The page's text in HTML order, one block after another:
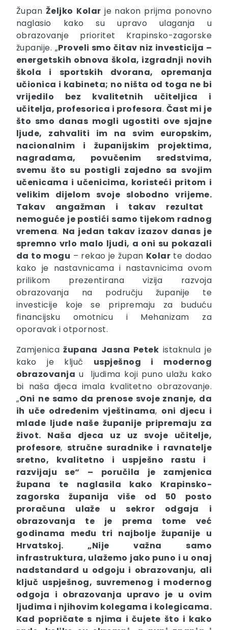
Župan Željko Kolar je nakon prijma ponovno
naglasio kako su upravo ulaganja u
obrazovanje prioritet Krapinsko-zagorske
županije. „Proveli smo čitav niz investicija –
energetskih obnova škola, izgradnji novih
škola i sportskih dvorana, opremanja
učionica i kabineta; no ništa od toga ne bi
vrijedilo bez kvalitetnih učiteljica i
učitelja, profesorica i profesora. Čast mi je
što smo danas mogli ugostiti ove sjajne
ljude, zahvaliti im na svim europskim,
nacionalnim i županijskim projektima,
nagradama, povučenim sredstvima,
svemu što su postigli zajedno sa svojim
učenicama i učenicima, koristeći pritom i
velikim dijelom svoje slobodno vrijeme.
Takav angažman i takav rezultat
nemoguće je postići samo tijekom radnog
vremena. Na jedan takav izazov danas je
spremno vrlo malo ljudi, a oni su pokazali
da to mogu – rekao je župan Kolar te dodao
kako je nastavnicama i nastavnicima ovom
prilikom prezentirana vizija razvoja
obrazovanja na području županije te
investicije koje se pripremaju za buduću
financijsku omotnicu i Mehanizam za
oporavak i otpornost.
Zamjenica župana Jasna Petek istaknula je
kako je ključ uspješnog i modernog
obrazovanja u ljudima koji puno ulažu kako
bi naša djeca imala kvalitetno obrazovanje.
„Oni ne samo da prenose svoje znanje, da
ih uče određenim vještinama, oni djecu i
mlade ljude naše županije pripremaju za
život. Naša djeca uz uz svoje učitelje,
profesore, stručne suradnike i ravnatelje
sretno, kvalitetno i uspješno rastu i
razvijaju se“ – poručila je zamjenica
župana te naglasila kako Krapinsko-
zagorska županija više od 50 posto
proračuna ulaže u sekror odgaja i
obrazovanja te je prema tome već
godinama među tri najbolje županije u
Hrvatskoj. „Nije važna samo
infrastruktura, ulažemo jako puno i u onaj
nadstandard u odgoju i obrazovanju, ali
ključ uspješnog, suvremenog i modernog
odgoja i obrazovanja upravo je u ovim
ljudima i njihovim kolegama i kolegicama.
Kad popričate s njima i čujete što i kako